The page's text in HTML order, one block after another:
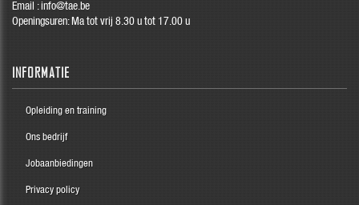
Email :info@tae.be
Openingsuren: Ma tot vrij 8.30 u tot 17.00 u
INFORMATIE
Opleiding en training
Ons bedrijf
Jobaanbiedingen
Privacy policy